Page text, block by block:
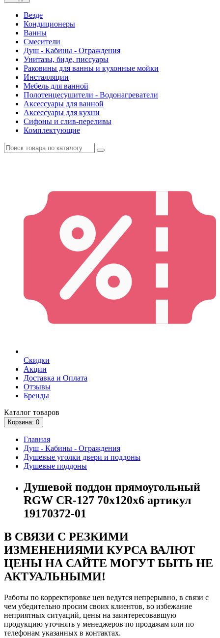
Везде
Кондиционеры
Ванны
Смесители
Душ - Кабины - Ограждения
Унитазы, биде, писсуары
Раковины для ванны и кухонные мойки
Инсталляции
Мебель для ванной
Полотенцесушители - Водонагреватели
Аксессуары для ванной
Аксессуары для кухни
Сифоны и слив-переливы
Комплектующие
Скидки
Акции
Доставка и Оплата
Отзывы
Бренды
Каталог товаров
Корзина: 0
Главная
Душ - Кабины - Ограждения
Душевые уголки двери и поддоны
Душевые поддоны
Душевой поддон прямоугольный
RGW CR-127 70х120х6 артикул
19170372-01
В СВЯЗИ С РЕЗКИМИ
ИЗМЕНЕНИЯМИ КУРСА ВАЛЮТ
ЦЕНЫ НА САЙТЕ МОГУТ БЫТЬ НЕ
АКТУАЛЬНЫМИ!
Работы по корректировке цен ведутся непрерывно, в связи с
чем убедительно просим своих клиентов, во избежание
неприятных ситуаций, цены на заинтересовавшую
продукцию уточнять у менеджеров по продажам или по
телефонам указанных в контактах.